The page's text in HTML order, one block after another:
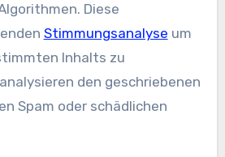
Diese
Stimmungsanalyse um
Inhalts zu
den geschriebenen
Spam oder schädlichen